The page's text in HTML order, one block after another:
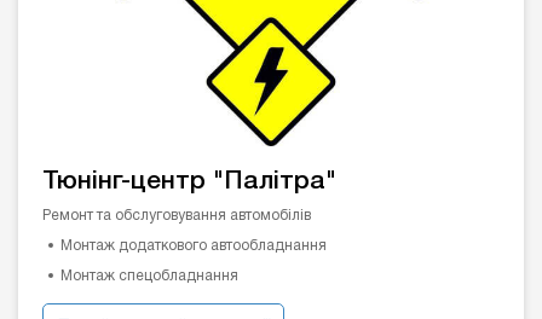
Тюнінг-центр "Палітра"
Ремонт та обслуговування автомобілів
Монтаж додаткового автообладнання
Монтаж спецобладнання